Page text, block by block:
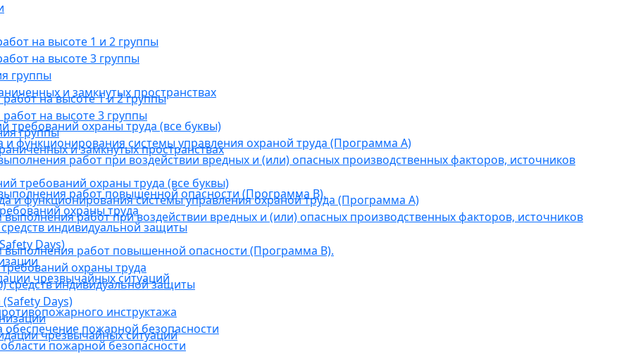
на высоте 1 и 2 группы
на высоте 3 группы
группы
и замкнутых пространствах
требований охраны труда (все буквы)
функционирования системы управления охраной труда (Программа А)
работ при воздействии вредных и (или) опасных производственных факторов, источников
работ повышенной опасности (Программа В).
охраны труда
индивидуальной защиты
Days)
чрезвычайных ситуаций
инструктажа
пожарной безопасности
пожарной безопасности
на высоте 1 и 2 группы
на высоте 3 группы
группы
и замкнутых пространствах
требований охраны труда (все буквы)
и функционирования системы управления охраной труда (Программа А)
работ при воздействии вредных и (или) опасных производственных факторов, источников
работ повышенной опасности (Программа В).
охраны труда
индивидуальной защиты
Days)
чрезвычайных ситуаций